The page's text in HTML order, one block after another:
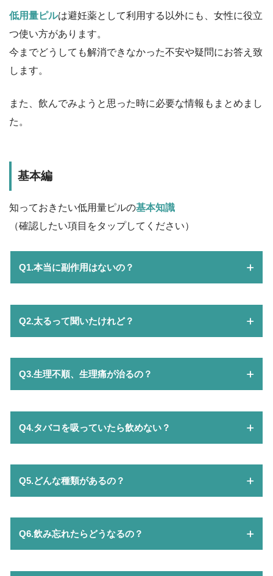
低用量ピルは避妊薬として利用する以外にも、女性に役立
つ使い方があります。
今までどうしても解消できなかった不安や疑問にお答え致
します。
また、飲んでみようと思った時に必要な情報もまとめまし
た。
基本編
知っておきたい低用量ピルの基本知識
（確認したい項目をタップしてください）
Q1.本当に副作用はないの？
Q2.太るって聞いたけれど？
Q3.生理不順、生理痛が治るの？
Q4.タバコを吸っていたら飲めない？
Q5.どんな種類があるの？
Q6.飲み忘れたらどうなるの？